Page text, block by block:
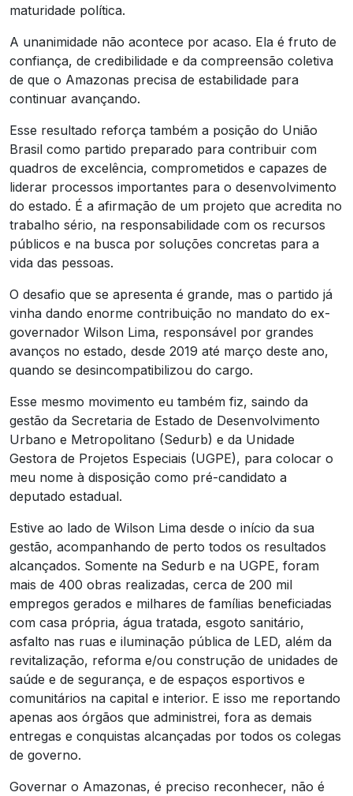
maturidade política.
A unanimidade não acontece por acaso. Ela é fruto de
confiança, de credibilidade e da compreensão coletiva
de que o Amazonas precisa de estabilidade para
continuar avançando.
Esse resultado reforça também a posição do União
Brasil como partido preparado para contribuir com
quadros de excelência, comprometidos e capazes de
liderar processos importantes para o desenvolvimento
do estado. É a afirmação de um projeto que acredita no
trabalho sério, na responsabilidade com os recursos
públicos e na busca por soluções concretas para a
vida das pessoas.
O desafio que se apresenta é grande, mas o partido já
vinha dando enorme contribuição no mandato do ex-
governador Wilson Lima, responsável por grandes
avanços no estado, desde 2019 até março deste ano,
quando se desincompatibilizou do cargo.
Esse mesmo movimento eu também fiz, saindo da
gestão da Secretaria de Estado de Desenvolvimento
Urbano e Metropolitano (Sedurb) e da Unidade
Gestora de Projetos Especiais (UGPE), para colocar o
meu nome à disposição como pré-candidato a
deputado estadual.
Estive ao lado de Wilson Lima desde o início da sua
gestão, acompanhando de perto todos os resultados
alcançados. Somente na Sedurb e na UGPE, foram
mais de 400 obras realizadas, cerca de 200 mil
empregos gerados e milhares de famílias beneficiadas
com casa própria, água tratada, esgoto sanitário,
asfalto nas ruas e iluminação pública de LED, além da
revitalização, reforma e/ou construção de unidades de
saúde e de segurança, e de espaços esportivos e
comunitários na capital e interior. E isso me reportando
apenas aos órgãos que administrei, fora as demais
entregas e conquistas alcançadas por todos os colegas
de governo.
Governar o Amazonas, é preciso reconhecer, não é